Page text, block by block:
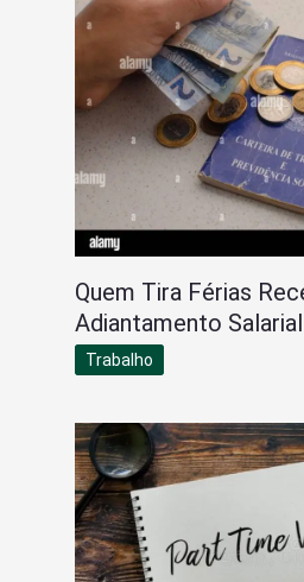
Quem Tira Férias
Adiantamento
Trabalho